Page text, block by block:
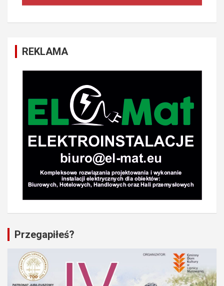
REKLAMA
Przegapiłeś?